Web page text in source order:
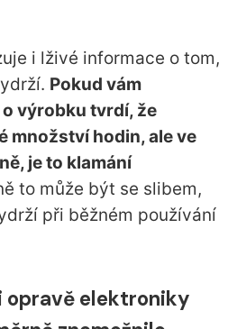
i lživé informace o tom,
Pokud vám
výrobku tvrdí, že
množství hodin, ale ve
je to klamání
to může být se slibem,
při běžném používání
opravě elektroniky